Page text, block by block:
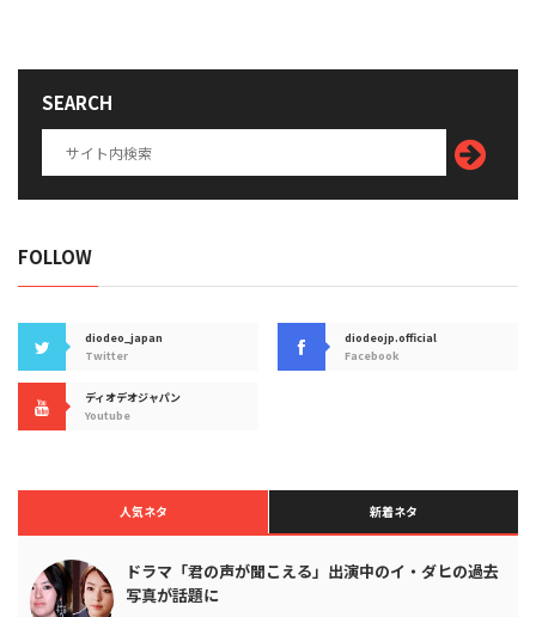
SEARCH
FOLLOW
diodeo_japan
Twitter
diodeojp.official
Facebook
ディオデオジャパン
Youtube
人気ネタ 新着ネタ
ドラマ「君の声が聞こえる」出演中のイ・ダヒの過去
写真が話題に